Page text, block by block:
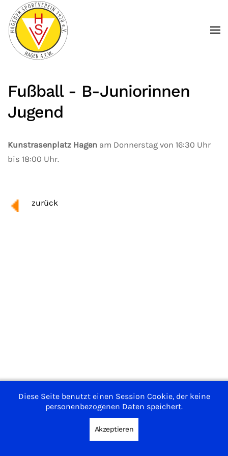
Zum Hauptinhalt springen
Fußball - B-Juniorinnen
Jugend
Kunstrasenplatz Hagen am Donnerstag von 16:30 Uhr
bis 18:00 Uhr.
zurück
Nutzungsbedingungen
Diese Seite benutzt einen Session Cookie, der keine
personenbezogenen Daten speichert.
Akzeptieren